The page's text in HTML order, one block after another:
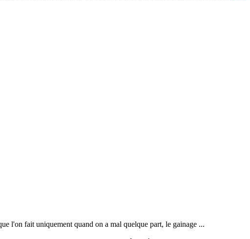
l'on fait uniquement quand on a mal quelque part, le gainage ...